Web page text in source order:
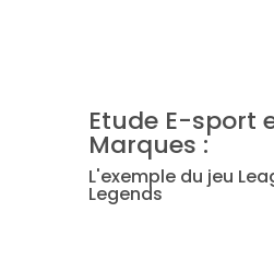
Etude E-sport
Marques :
L'exemple du jeu
Legends